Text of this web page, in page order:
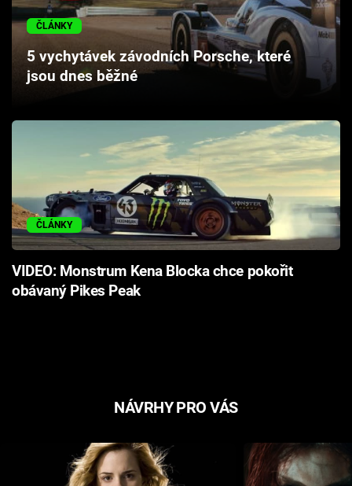
Cool Esport
Pořady
TV Program
Přihlášení
Sledujte nás
ČLÁNKY
5 vychytávek závodních Porsche, které
jsou dnes běžné
ČLÁNKY
VIDEO: Monstrum Kena Blocka chce pokořit
obávaný Pikes Peak
NÁVRHY PRO VÁS